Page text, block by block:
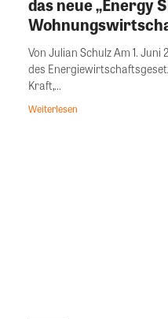
Von Julian Schulz Am 1. Juni 2026 tritt mit dem neuen § 42c
des
Kraft,...
Weiterlesen